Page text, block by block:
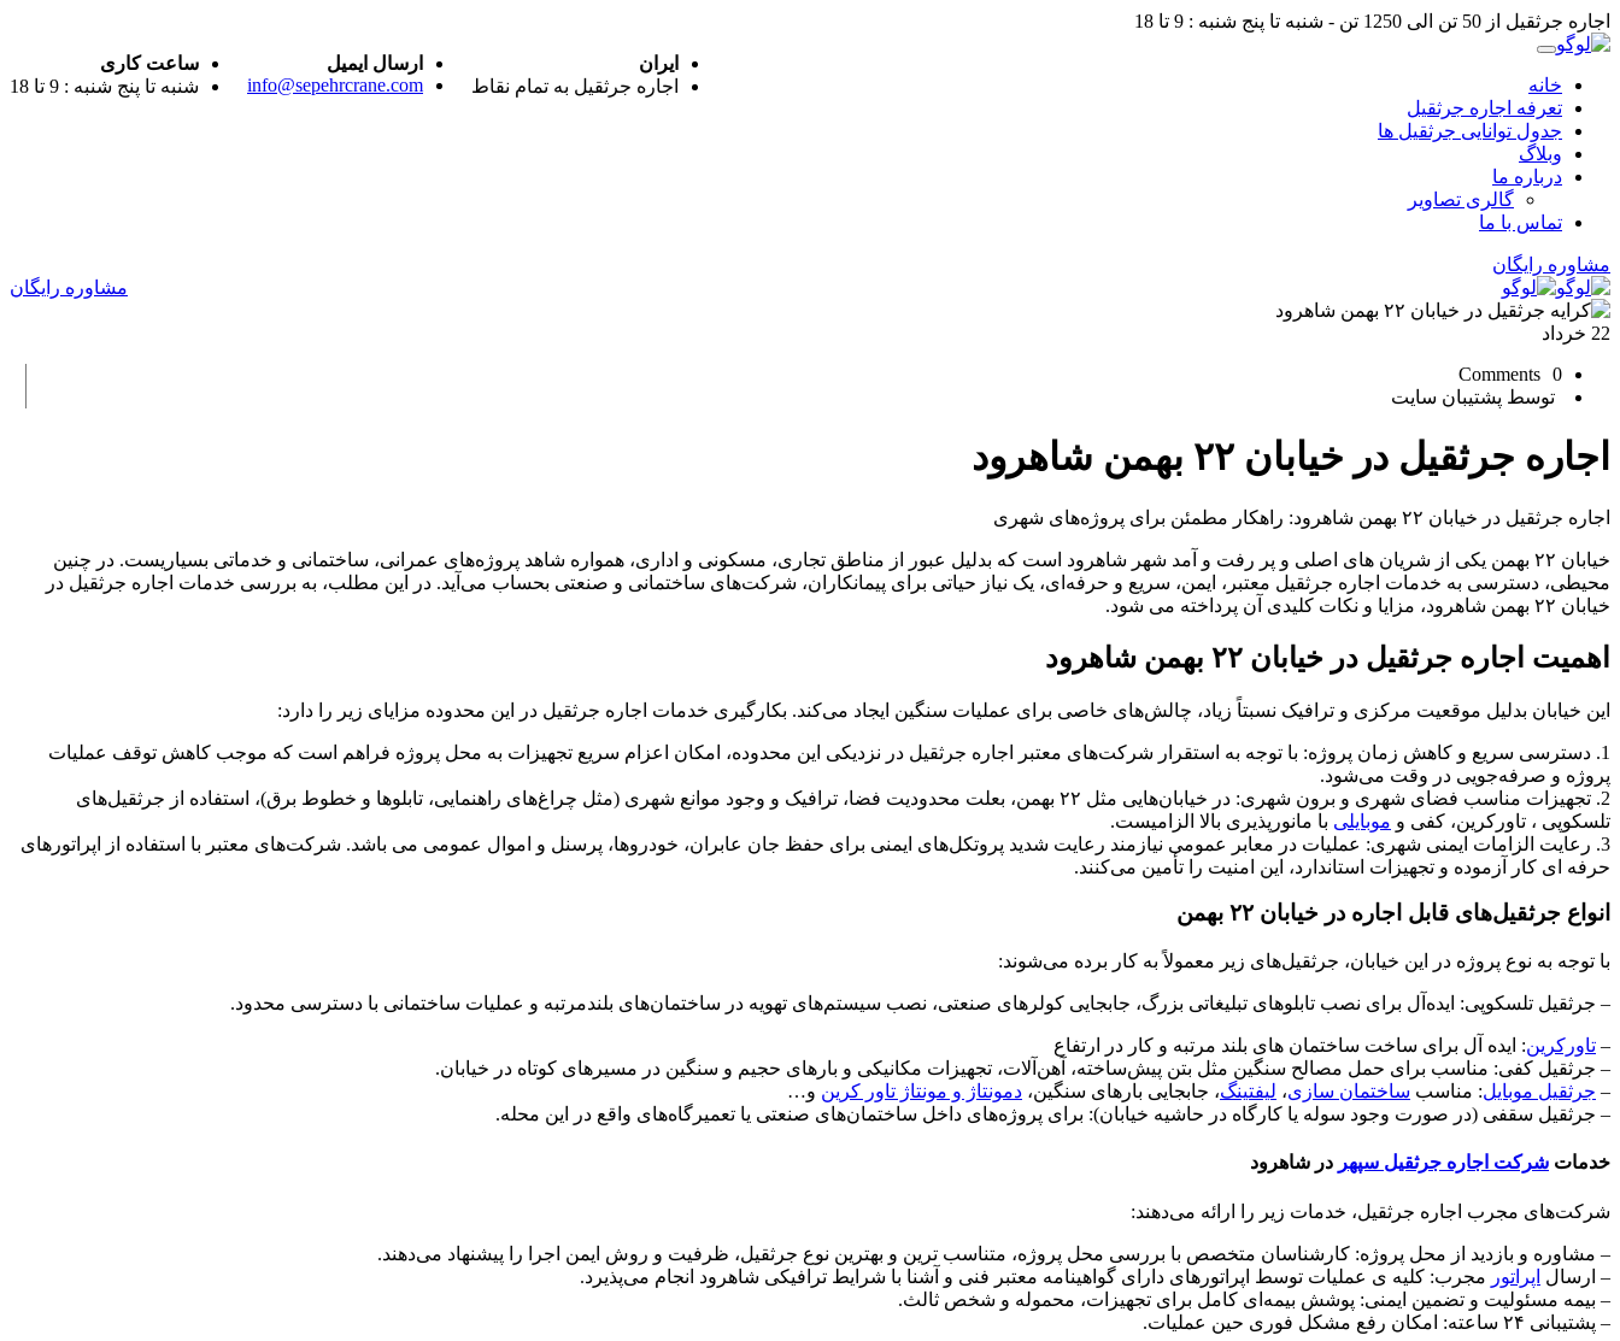
اجاره جرثقیل از 50 تن الی 1250 تن - شنبه تا پنج شنبه : 9 تا 18
ایران
اجاره جرثقیل به تمام نقاط
ارسال ایمیل
info@sepehrcrane.com
ساعت کاری
شنبه تا پنج شنبه : 9 تا 18
خانه
تعرفه اجاره جرثقیل
جدول توانایی جرثقیل ها
وبلاگ
درباره ما
گالری تصاویر
تماس با ما
مشاوره رایگان
مشاوره رایگان
22 خرداد
0 Comments
توسط پشتیبان سایت
اجاره جرثقیل در خیابان ۲۲ بهمن شاهرود
اجاره جرثقیل در خیابان ۲۲ بهمن شاهرود: راهکار مطمئن برای پروژه‌های شهری
خیابان ۲۲ بهمن یکی از شریان های اصلی و پر رفت و آمد شهر شاهرود است که بدلیل عبور از مناطق تجاری، مسکونی و اداری، همواره شاهد پروژه‌های عمرانی، ساختمانی و خدماتی بسیاریست. در چنین
محیطی، دسترسی به خدمات اجاره جرثقیل معتبر، ایمن، سریع و حرفه‌ای، یک نیاز حیاتی برای پیمانکاران، شرکت‌های ساختمانی و صنعتی بحساب می‌آید. در این مطلب، به بررسی خدمات اجاره جرثقیل در
خیابان ۲۲ بهمن شاهرود، مزایا و نکات کلیدی آن پرداخته می شود.
اهمیت اجاره جرثقیل در خیابان ۲۲ بهمن شاهرود
این خیابان بدلیل موقعیت مرکزی و ترافیک نسبتاً زیاد، چالش‌های خاصی برای عملیات سنگین ایجاد می‌کند. بکارگیری خدمات اجاره جرثقیل در این محدوده مزایای زیر را دارد:
1. دسترسی سریع و کاهش زمان پروژه: با توجه به استقرار شرکت‌های معتبر اجاره جرثقیل در نزدیکی این محدوده، امکان اعزام سریع تجهیزات به محل پروژه فراهم است که موجب کاهش توقف عملیات
پروژه و صرفه‌جویی در وقت می‌شود.
2. تجهیزات مناسب فضای شهری و برون شهری: در خیابان‌هایی مثل ۲۲ بهمن، بعلت محدودیت فضا، ترافیک و وجود موانع شهری (مثل چراغ‌های راهنمایی، تابلوها و خطوط برق)، استفاده از جرثقیل‌های
تلسکوپی ، تاورکرین، کفی و موبایلی با مانورپذیری بالا الزامیست.
3. رعایت الزامات ایمنی شهری: عملیات در معابر عمومی نیازمند رعایت شدید پروتکل‌های ایمنی برای حفظ جان عابران، خودروها، پرسنل و اموال عمومی می باشد. شرکت‌های معتبر با استفاده از اپراتورهای
حرفه ای کار آزموده و تجهیزات استاندارد، این امنیت را تأمین می‌کنند.
انواع جرثقیل‌های قابل اجاره در خیابان ۲۲ بهمن
با توجه به نوع پروژه در این خیابان، جرثقیل‌های زیر معمولاً به کار برده می‌شوند:
– جرثقیل تلسکوپی: ایده‌آل برای نصب تابلوهای تبلیغاتی بزرگ، جابجایی کولرهای صنعتی، نصب سیستم‌های تهویه در ساختمان‌های بلندمرتبه و عملیات ساختمانی با دسترسی محدود.
– تاورکرین: ایده آل برای ساخت ساختمان های بلند مرتبه و کار در ارتفاع
– جرثقیل کفی: مناسب برای حمل مصالح سنگین مثل بتن پیش‌ساخته، آهن‌آلات، تجهیزات مکانیکی و بارهای حجیم و سنگین در مسیرهای کوتاه در خیابان.
– جرثقیل موبایل: مناسب ساختمان سازی، لیفتینگ، جابجایی بارهای سنگین، دمونتاژ و مونتاژ تاور کرین و…
– جرثقیل سقفی (در صورت وجود سوله یا کارگاه در حاشیه خیابان): برای پروژه‌های داخل ساختمان‌های صنعتی یا تعمیرگاه‌های واقع در این محله.
خدمات شرکت اجاره جرثقیل سپهر در شاهرود
شرکت‌های مجرب اجاره جرثقیل، خدمات زیر را ارائه می‌دهند:
– مشاوره و بازدید از محل پروژه: کارشناسان متخصص با بررسی محل پروژه، متناسب ترین و بهترین نوع جرثقیل، ظرفیت و روش ایمن اجرا را پیشنهاد می‌دهند.
– ارسال اپراتور مجرب: کلیه ی عملیات توسط اپراتورهای دارای گواهینامه معتبر فنی و آشنا با شرایط ترافیکی شاهرود انجام می‌پذیرد.
– بیمه مسئولیت و تضمین ایمنی: پوشش بیمه‌ای کامل برای تجهیزات، محموله و شخص ثالث.
– پشتیبانی ۲۴ ساعته: امکان رفع مشکل فوری حین عملیات.